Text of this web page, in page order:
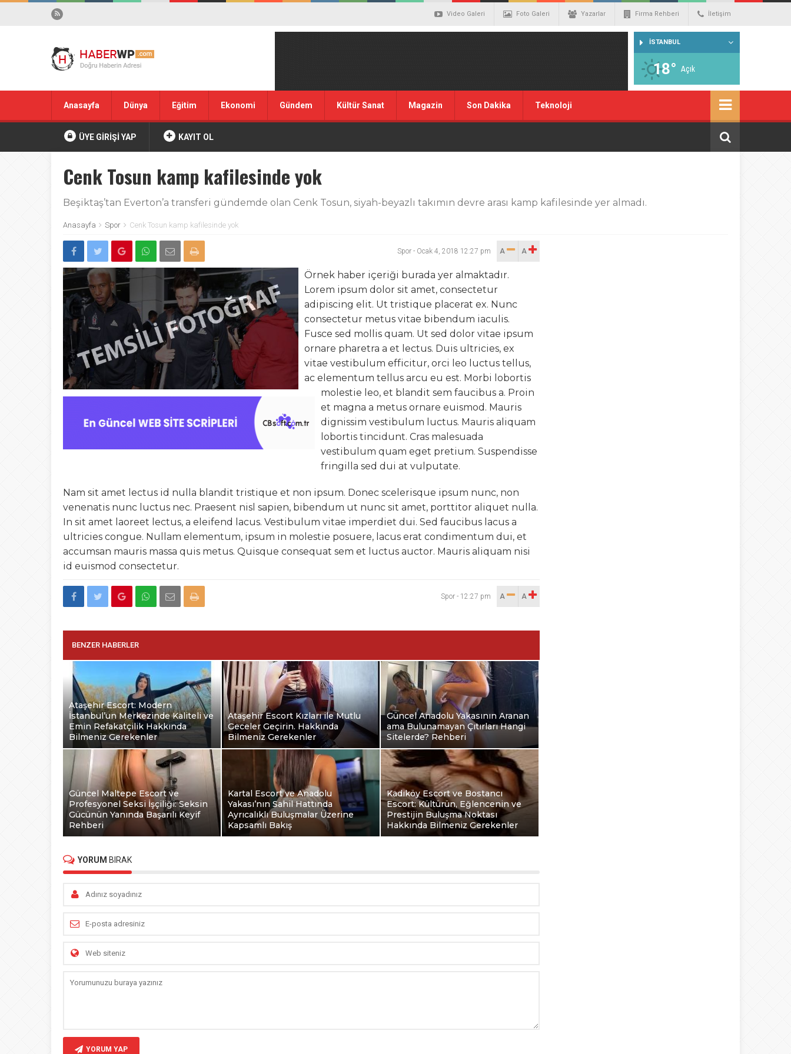
Video Galeri Foto Galeri Yazarlar Firma Rehberi İletişim
İSTANBUL
18° Açık
Anasayfa Dünya Eğitim Ekonomi Gündem Kültür Sanat Magazin Son Dakika Teknoloji
ÜYE GİRİŞİ YAP KAYIT OL
Cenk Tosun kamp kafilesinde yok
Beşiktaş’tan Everton’a transferi gündemde olan Cenk Tosun, siyah-beyazlı takımın devre arası kamp kafilesinde yer almadı.
Anasayfa Spor Cenk Tosun kamp kafilesinde yok
Spor - Ocak 4, 2018 12:27 pm A
A
Örnek haber içeriği burada yer almaktadır.
Lorem ipsum dolor sit amet, consectetur
adipiscing elit. Ut tristique placerat ex. Nunc
consectetur metus vitae bibendum iaculis.
Fusce sed mollis quam. Ut sed dolor vitae ipsum
ornare pharetra a et lectus. Duis ultricies, ex
vitae vestibulum efficitur, orci leo luctus tellus,
ac elementum tellus arcu eu est. Morbi lobortis
molestie leo, et blandit sem faucibus a. Proin
et magna a metus ornare euismod. Mauris
dignissim vestibulum luctus. Mauris aliquam
lobortis tincidunt. Cras malesuada
vestibulum quam eget pretium. Suspendisse
fringilla sed dui at vulputate.
Nam sit amet lectus id nulla blandit tristique et non ipsum. Donec scelerisque ipsum nunc, non
venenatis nunc luctus nec. Praesent nisl sapien, bibendum ut nunc sit amet, porttitor aliquet nulla.
In sit amet laoreet lectus, a eleifend lacus. Vestibulum vitae imperdiet dui. Sed faucibus lacus a
ultricies congue. Nullam elementum, ipsum in molestie posuere, lacus erat condimentum dui, et
accumsan mauris massa quis metus. Quisque consequat sem et luctus auctor. Mauris aliquam nisi
id euismod consectetur.
Spor - 12:27 pm A
A
BENZER HABERLER
Ataşehir Escort: Modern
İstanbul’un Merkezinde Kaliteli ve
Emin Refakatçilik Hakkında
Bilmeniz Gerekenler
Ataşehir Escort Kızları ile Mutlu
Geceler Geçirin. Hakkında
Bilmeniz Gerekenler
Güncel Anadolu Yakasının Aranan
ama Bulunamayan Çıtırları Hangi
Sitelerde? Rehberi
Güncel Maltepe Escort ve
Profesyonel Seksi İşçiliği: Seksin
Gücünün Yanında Başarılı Keyif
Rehberi
Kartal Escort ve Anadolu
Yakası’nın Sahil Hattında
Ayrıcalıklı Buluşmalar Üzerine
Kapsamlı Bakış
Kadıköy Escort ve Bostancı
Escort: Kültürün, Eğlencenin ve
Prestijin Buluşma Noktası
Hakkında Bilmeniz Gerekenler
YORUM BIRAK
YORUM YAP